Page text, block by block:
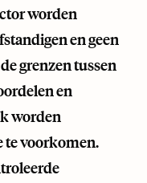
worden
en geen
grenzen tussen
en
worden
te voorkomen.